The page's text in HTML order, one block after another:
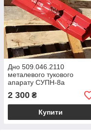
Дно 509.046.2110
металевого тукового
апарату СУПН-8а
2 300 ₴
Купити